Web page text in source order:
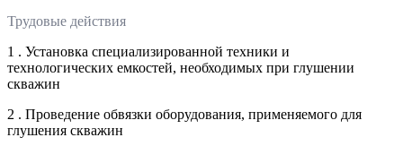
Трудовые действия
1 . Установка специализированной техники и
технологических емкостей, необходимых при глушении
скважин
2 . Проведение обвязки оборудования, применяемого для
глушения скважин